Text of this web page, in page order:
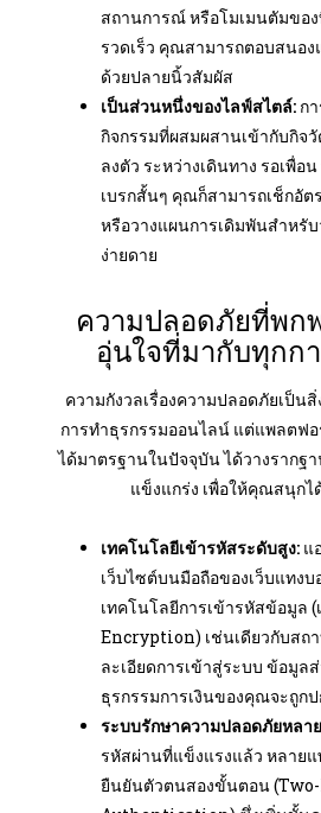
สถานการณ์ หรือโมเมนตัมขอ
รวดเร็ว คุณสามารถตอบสนอ
ด้วยปลายนิ้วสัมผัส
เป็นส่วนหนึ่งของไลฟ์สไตล์: ก
กิจกรรมที่ผสมผสานเข้ากับกิจ
ลงตัว ระหว่างเดินทาง รอเพื่อ
เบรกสั้นๆ คุณก็สามารถเช็กอัต
หรือวางแผนการเดิมพันสำหรั
ง่ายดาย
ความปลอดภัยที่พก
อุ่นใจที่มากับทุกก
ความกังวลเรื่องความปลอดภัยเป็นสิ่
การทำธุรกรรมออนไลน์ แต่แพลตฟ
ได้มาตรฐานในปัจจุบัน ได้วางรากฐ
แข็งแกร่ง เพื่อให้คุณสนุกไ
เทคโนโลยีเข้ารหัสระดับสูง: แ
เว็บไซต์บนมือถือของเว็บแทง
เทคโนโลยีการเข้ารหัสข้อมูล (
Encryption) เช่นเดียวกับสถา
ละเอียดการเข้าสู่ระบบ ข้อมูล
ธุรกรรมการเงินของคุณจะถูก
ระบบรักษาความปลอดภัยหลา
รหัสผ่านที่แข็งแรงแล้ว หลาย
ยืนยันตัวตนสองขั้นตอน